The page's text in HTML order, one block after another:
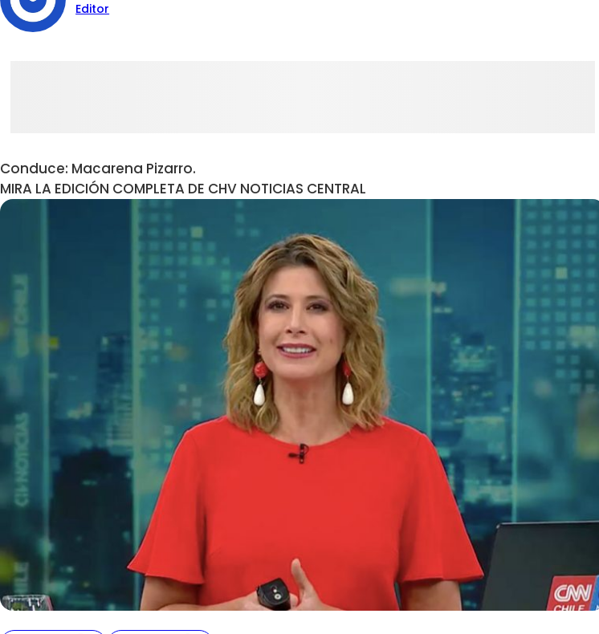
Editor
Conduce: Macarena Pizarro.
MIRA LA EDICIÓN COMPLETA DE CHV NOTICIAS CENTRAL